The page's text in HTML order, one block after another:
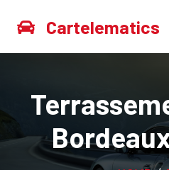
Cartelematics